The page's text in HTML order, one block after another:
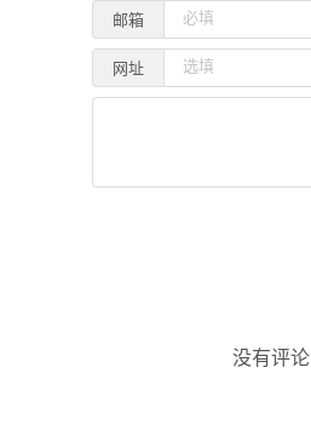
邮箱
网址
没有评论